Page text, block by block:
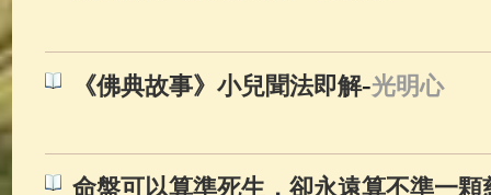
《佛典故事》小兒聞法即解-光明心
命盤可以算準死生，卻永遠算不準一